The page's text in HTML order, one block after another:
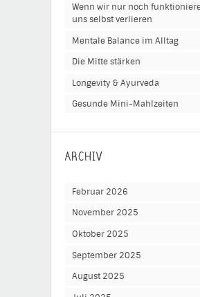
Wenn wir nur noch
uns selbst verlieren
Mentale Balance im Alltag
Die Mitte stärken
Longevity & Ayurveda
Gesunde Mini-Mahlzeiten
ARCHIV
Februar 2026
November 2025
Oktober 2025
September 2025
August 2025